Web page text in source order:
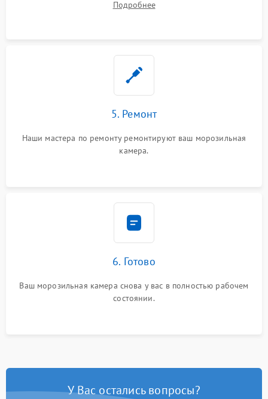
Подробнее
5. Ремонт
Наши мастера по ремонту ремонтируют ваш морозильная
камера.
6. Готово
Ваш морозильная камера снова у вас в полностью рабочем
состоянии.
У Вас остались вопросы?